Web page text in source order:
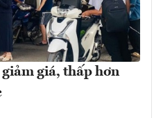
giá, thấp hơn